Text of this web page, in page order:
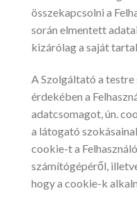
összekapcsolni a
során elmentett
kizárólag a saját
A Szolgáltató a
érdekében a
adatcsomagot, ún.
a látogató
cookie-t a
számítógépéről,
hogy a cookie-k